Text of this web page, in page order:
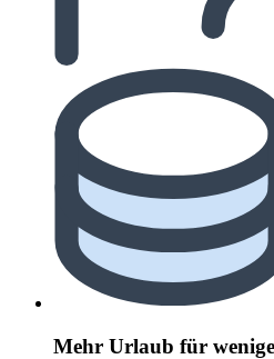
Mehr Urlaub für